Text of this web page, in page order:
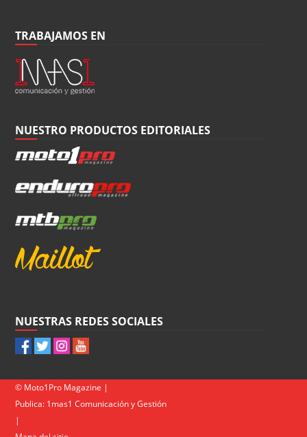
TRABAJAMOS EN
NUESTRO PRODUCTOS EDITORIALES
NUESTRAS REDES SOCIALES
© Moto1Pro Magazine |
Publica: 1mas1 Comunicación y Gestión
|